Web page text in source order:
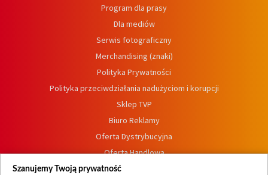
Program dla prasy
Dla mediów
Serwis fotograficzny
Merchandising (znaki)
Polityka Prywatności
Polityka przeciwdziałania nadużyciom i korupcji
Sklep TVP
Biuro Reklamy
Oferta Dystrybucyjna
Oferta Handlowa
Dostępność
Szanujemy Twoją prywatność